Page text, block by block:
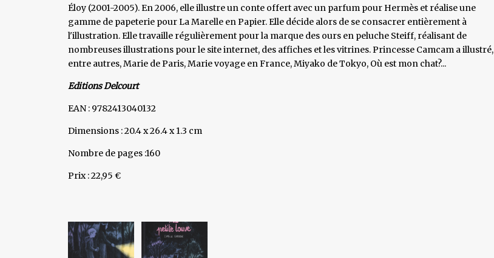
Éloy (2001-2005). En 2006, elle illustre un conte offert avec un parfum pour Hermès et réalise une
gamme de papeterie pour La Marelle en Papier. Elle décide alors de se consacrer entièrement à
l'illustration. Elle travaille régulièrement pour la marque des ours en peluche Steiff, réalisant de
nombreuses illustrations pour le site internet, des affiches et les vitrines. Princesse Camcam a illustré,
entre autres, Marie de Paris, Marie voyage en France, Miyako de Tokyo, Où est mon chat?...
Editions Delcourt
EAN : 9782413040132
Dimensions : 20.4 x 26.4 x 1.3 cm
Nombre de pages :160
Prix : 22,95 €